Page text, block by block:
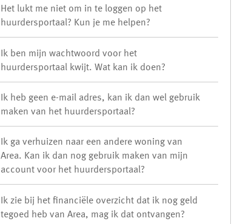
Het lukt me niet om in te loggen op het
huurdersportaal? Kun je me helpen?
Ik ben mijn wachtwoord voor het
huurdersportaal kwijt. Wat kan ik doen?
Ik heb geen e-mail adres, kan ik dan wel gebruik
maken van het huurdersportaal?
Ik ga verhuizen naar een andere woning van
Area. Kan ik dan nog gebruik maken van mijn
account voor het huurdersportaal?
Ik zie bij het financiële overzicht dat ik nog geld
tegoed heb van Area, mag ik dat ontvangen?